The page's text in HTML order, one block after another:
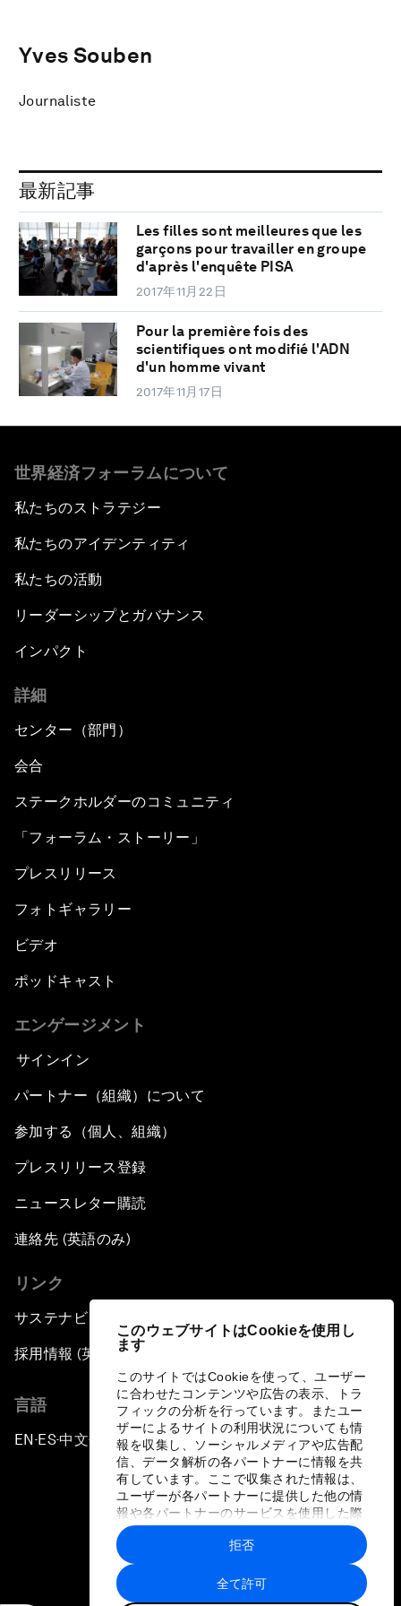
このウェブサイトはCookieを使用し
ます
このサイトではCookieを使って、ユーザー
に合わせたコンテンツや広告の表示、トラ
フィックの分析を行っています。またユー
ザーによるサイトの利用状況についても情
報を収集し、ソーシャルメディアや広告配
信、データ解析の各パートナーに情報を共
有しています。ここで収集された情報は、
ユーザーが各パートナーに提供した他の情
報や各パートナーのサービスを使用した際
に収集された情報と組み合わされ、各パー
トナーによって使用されることがありま
す。
全て許可
拒否
Yves Souben
Journaliste
最新記事
Les filles sont meilleures que les
garçons pour travailler en groupe
d'après l'enquête PISA
2017年11月22日
Pour la première fois des
scientifiques ont modifié l'ADN
d'un homme vivant
2017年11月17日
世界経済フォーラムについて
私たちのストラテジー
私たちのアイデンティティ
私たちの活動
リーダーシップとガバナンス
インパクト
詳細
センター（部門）
会合
ステークホルダーのコミュニティ
「フォーラム・ストーリー」
プレスリリース
フォトギャラリー
ビデオ
ポッドキャスト
エンゲージメント
サインイン
パートナー（組織）について
参加する（個人、組織）
プレスリリース登録
ニュースレター購読
連絡先 (英語のみ)
リンク
サステナビリティへの取り組み
採用情報 (英語のみ)
言語
EN ▪ ES▪中文▪ 日本語
プライバシーポリシーと利用規約
サイトマップ